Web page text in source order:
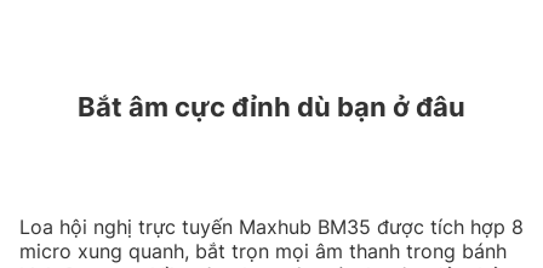
Bắt âm cực đỉnh dù bạn ở đâu
Loa hội nghị trực tuyến Maxhub BM35 được tích hợp 8
micro xung quanh, bắt trọn mọi âm thanh trong bánh